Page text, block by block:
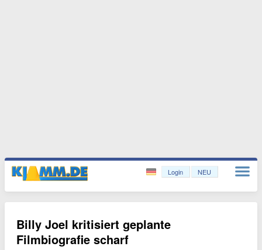
Login NEU
Billy Joel kritisiert geplante
Filmbiografie scharf